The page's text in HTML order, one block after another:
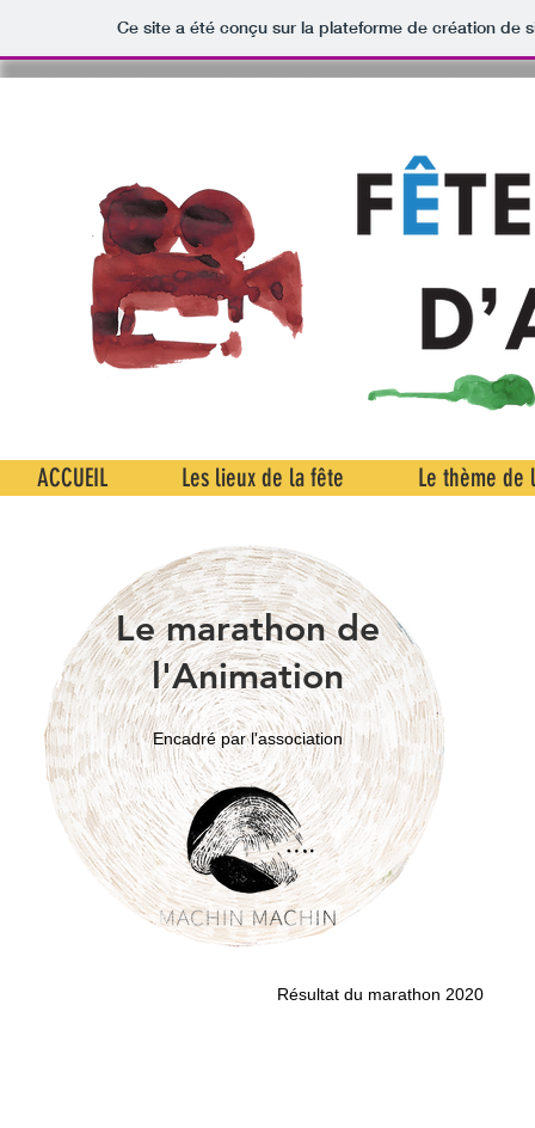
Ce site a été conçu sur la plateforme de création de
ACCUEIL Les lieux de la fête Le thème
Le marathon de
l'Animation
Encadré par l'association
Résultat du marathon 2020